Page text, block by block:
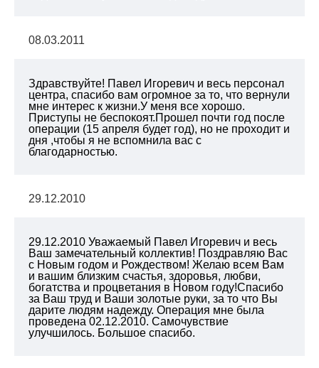
08.03.2011
Здравствуйте! Павел Игоревич и весь персонал
центра, спасибо вам огромное за то, что вернули
мне интерес к жизни.У меня все хорошо.
Приступы не беспокоят.Прошел почти год после
операции (15 апреля будет год), но не проходит и
дня ,чтобы я не вспомнила вас с
благодарностью.
29.12.2010
29.12.2010 Уважаемый Павел Игоревич и весь
Ваш замечательный коллектив! Поздравляю Вас
с Новым годом и Рождеством! Желаю всем Вам
и вашим близким счастья, здоровья, любви,
богатства и процветания в Новом году!Спасибо
за Ваш труд и Ваши золотые руки, за то что Вы
дарите людям надежду. Операция мне была
проведена 02.12.2010. Самочувствие
улучшилось. Большое спасибо.